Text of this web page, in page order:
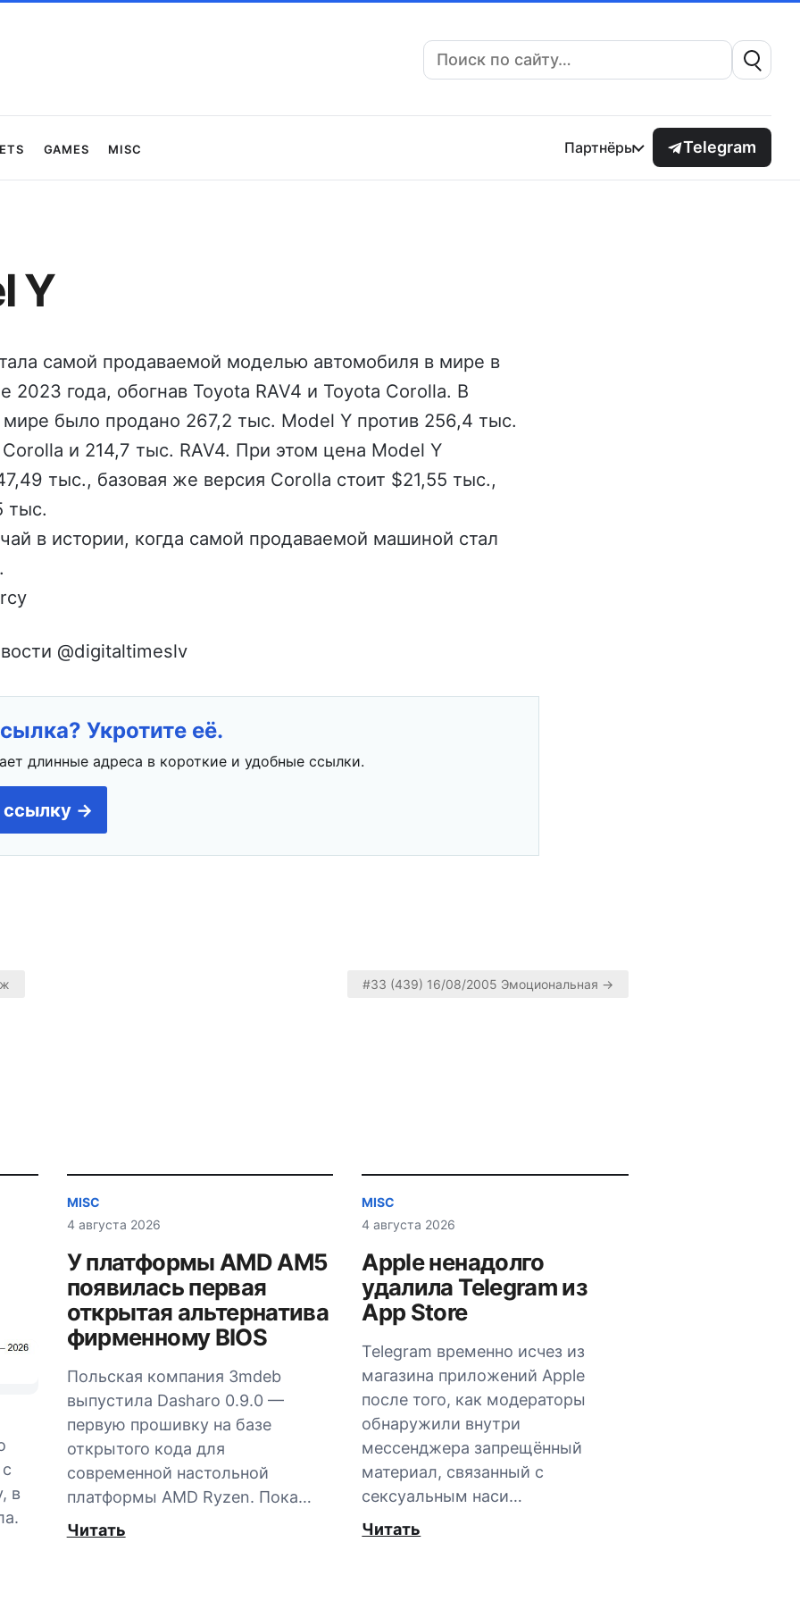
Поиск:
Games Misc Партнёры Telegram
Y
самой продаваемой моделью автомобиля в мире в
2023 года, обогнав Toyota RAV4 и Toyota Corolla. В
было продано 267,2 тыс. Model Y против 256,4 тыс.
и 214,7 тыс. RAV4. При этом цена Model Y
тыс., базовая же версия Corolla стоит $21,55 тыс.,
тыс.
в истории, когда самой продаваемой машиной стал
@digitaltimeslv
Укротите её.
длинные адреса в короткие и удобные ссылки.
ссылку →
#33 (439) 16/08/2005 Эмоциональная →
в
MISC
4 августа 2026
У платформы AMD AM5
появилась первая
открытая альтернатива
фирменному BIOS
Польская компания 3mdeb
выпустила Dasharo 0.9.0 —
первую прошивку на базе
открытого кода для
современной настольной
платформы AMD Ryzen. Пока…
Читать
MISC
4 августа 2026
Apple ненадолго
удалила Telegram из
App Store
Telegram временно исчез из
магазина приложений Apple
после того, как модераторы
обнаружили внутри
мессенджера запрещённый
материал, связанный с
сексуальным наси…
Читать